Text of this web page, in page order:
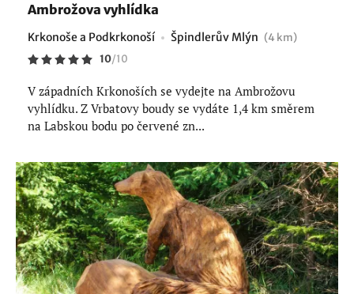
Ambrožova vyhlídka
Krkonoše a Podkrkonoší Špindlerův Mlýn (4 km)
10/10
V západních Krkonoších se vydejte na Ambrožovu
vyhlídku. Z Vrbatovy boudy se vydáte 1,4 km směrem
na Labskou bodu po červené zn...